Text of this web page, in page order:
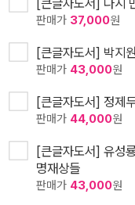
[큰글자도서] 다시
판매가 37,000원
[큰글자도서] 박지
판매가 43,000원
[큰글자도서] 정제
판매가 44,000원
[큰글자도서] 유성
명재상들
판매가 43,000원